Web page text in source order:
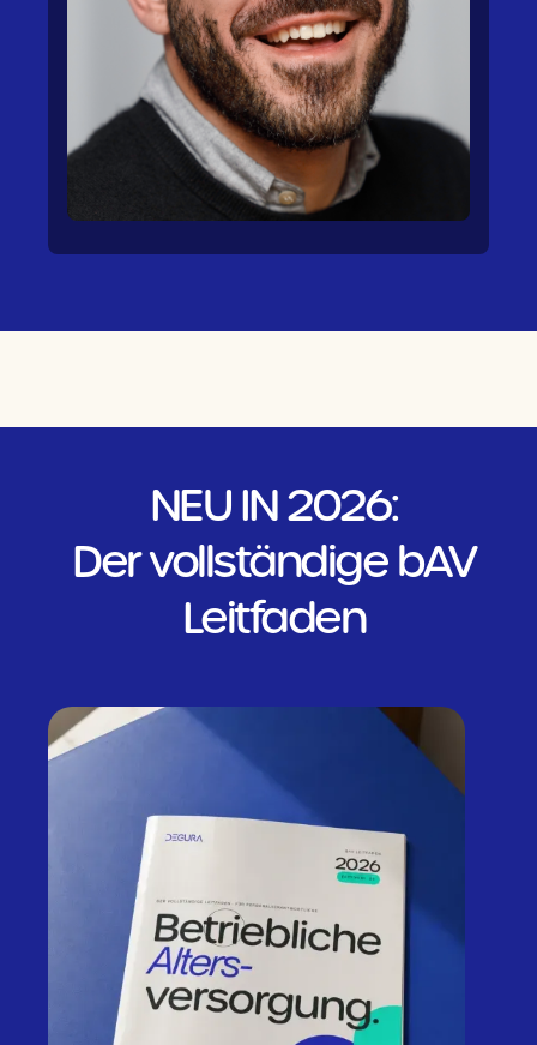
NEU IN 2026:
Der vollständige bAV
Leitfaden